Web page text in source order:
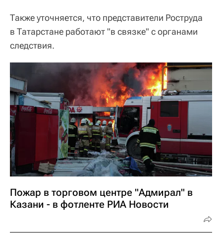
Также уточняется, что представители Роструда
в Татарстане работают "в связке" c органами
следствия.
Пожар в торговом центре "Адмирал" в
Казани - в фотленте РИА Новости